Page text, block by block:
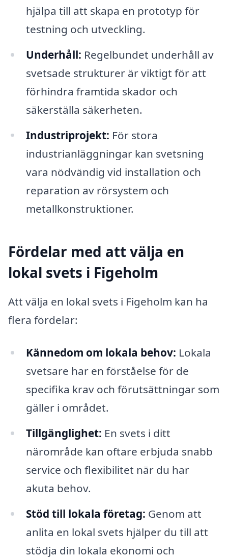
hjälpa till att skapa en prototyp för
testning och utveckling.
Underhåll: Regelbundet underhåll av
svetsade strukturer är viktigt för att
förhindra framtida skador och
säkerställa säkerheten.
Industriprojekt: För stora
industrianläggningar kan svetsning
vara nödvändig vid installation och
reparation av rörsystem och
metallkonstruktioner.
Fördelar med att välja en
lokal svets i Figeholm
Att välja en lokal svets i Figeholm kan ha
flera fördelar:
Kännedom om lokala behov: Lokala
svetsare har en förståelse för de
specifika krav och förutsättningar som
gäller i området.
Tillgänglighet: En svets i ditt
närområde kan oftare erbjuda snabb
service och flexibilitet när du har
akuta behov.
Stöd till lokala företag: Genom att
anlita en lokal svets hjälper du till att
stödja din lokala ekonomi och